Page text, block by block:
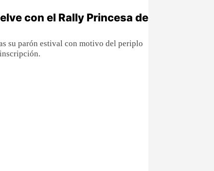
con el Rally Princesa de
su parón estival con motivo del periplo